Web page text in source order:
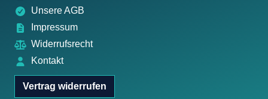
Unsere AGB
Impressum
Widerrufsrecht
Kontakt
Vertrag widerrufen